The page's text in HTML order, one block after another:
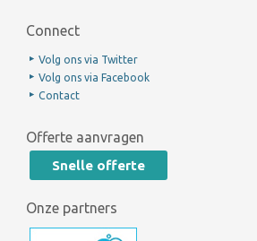
Connect
Volg ons via Twitter
Volg ons via Facebook
Contact
Offerte aanvragen
Snelle offerte
Onze partners